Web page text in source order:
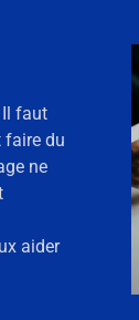
Il faut
faire du
ne
aider